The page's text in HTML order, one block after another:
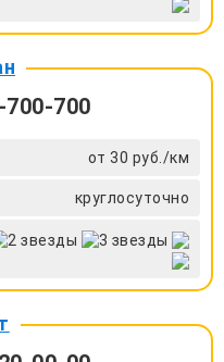
700
от 30 руб./км
круглосуточно